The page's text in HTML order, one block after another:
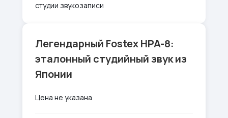
студии звукозаписи
Легендарный Fostex HPA-8:
эталонный студийный звук из
Японии
Цена не указана